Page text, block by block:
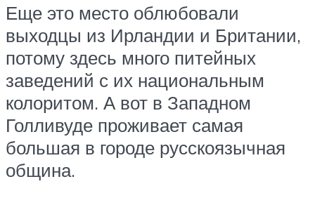
Еще это место облюбовали
выходцы из Ирландии и Британии,
потому здесь много питейных
заведений с их национальным
колоритом. А вот в Западном
Голливуде проживает самая
большая в городе русскоязычная
община.